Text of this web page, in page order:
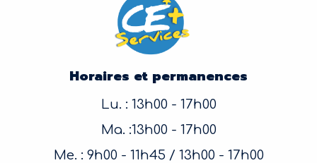
Horaires et permanences
Lu. : 13h00 - 17h00
Ma. :13h00 - 17h00
Me. : 9h00 - 11h45 / 13h00 - 17h00